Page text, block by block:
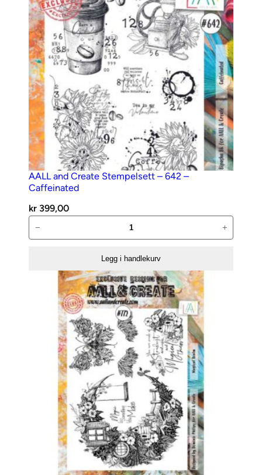
t
a
l
l
AALL and Create Stempelsett – 642 –
Caffeinated
kr 399,00
and
Caffeinated
− +
Legg i handlekurv